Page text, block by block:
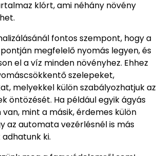
klórt, ami néhány növény
fontos szempont, hogy a
megfelelő nyomás legyen, és
el a víz minden növényhez. Ehhez
szelepeket,
melyekkel külön szabályozhatjuk az
öntözését. Ha például egyik ágyás
mint a másik, érdemes külön
az automata vezérlésnél is más
ki.